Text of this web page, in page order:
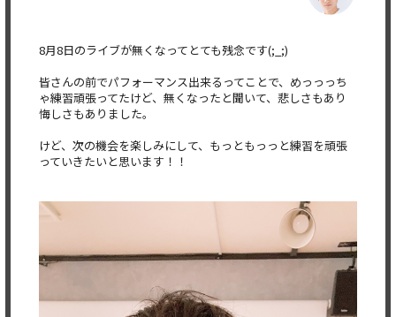
8月8日のライブが無くなってとても残念です(;_;)
皆さんの前でパフォーマンス出来るってことで、めっっっち
ゃ練習頑張ってたけど、無くなったと聞いて、悲しさもあり
悔しさもあり ました。
けど、次の機会を楽しみにして、もっともっっと練習を頑張
っていきたいと思います！！